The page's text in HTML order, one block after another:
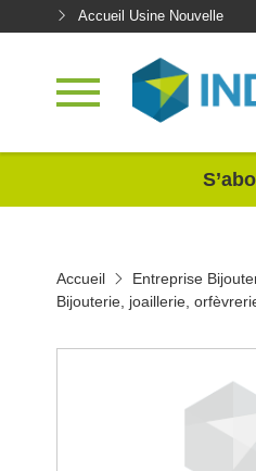
Accueil Usine Nouvelle
Accueil Entreprise
Bijouterie, joaillerie,